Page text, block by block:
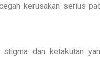
kerusakan serius
dan ketakutan